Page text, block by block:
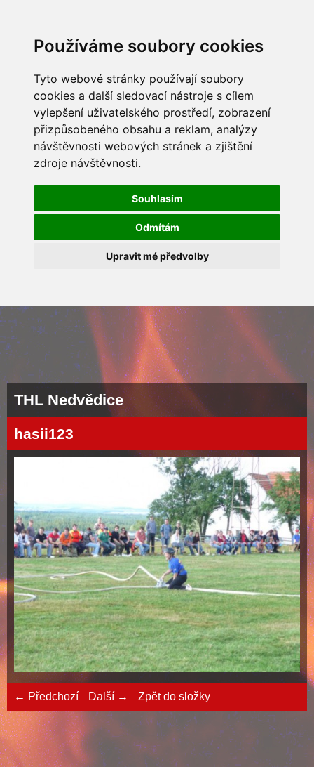
Používáme soubory cookies
Tyto webové stránky používají soubory
cookies a další sledovací nástroje s cílem
vylepšení uživatelského prostředí, zobrazení
přizpůsobeného obsahu a reklam, analýzy
návštěvnosti webových stránek a zjištění
zdroje návštěvnosti.
Souhlasím
Odmítám
Upravit mé předvolby
THL Nedvědice
hasii123
← Předchozí Další → Zpět do složky